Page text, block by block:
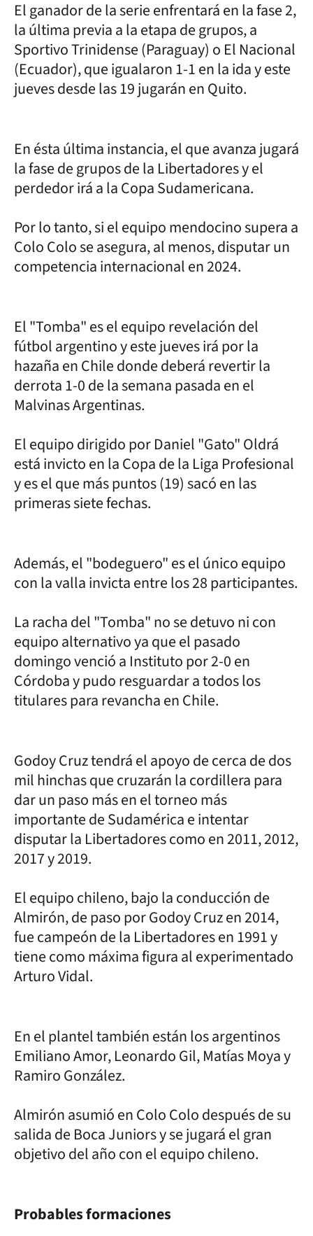
El ganador de la serie enfrentará en la fase 2,
la última previa a la etapa de grupos, a
Sportivo Trinidense (Paraguay) o El Nacional
(Ecuador), que igualaron 1-1 en la ida y este
jueves desde las 19 jugarán en Quito.
En ésta última instancia, el que avanza jugará
la fase de grupos de la Libertadores y el
perdedor irá a la Copa Sudamericana.
Por lo tanto, si el equipo mendocino supera a
Colo Colo se asegura, al menos, disputar un
competencia internacional en 2024.
El "Tomba" es el equipo revelación del
fútbol argentino y este jueves irá por la
hazaña en Chile donde deberá revertir la
derrota 1-0 de la semana pasada en el
Malvinas Argentinas.
El equipo dirigido por Daniel "Gato" Oldrá
está invicto en la Copa de la Liga Profesional
y es el que más puntos (19) sacó en las
primeras siete fechas.
Además, el "bodeguero" es el único equipo
con la valla invicta entre los 28 participantes.
La racha del "Tomba" no se detuvo ni con
equipo alternativo ya que el pasado
domingo venció a Instituto por 2-0 en
Córdoba y pudo resguardar a todos los
titulares para revancha en Chile.
Godoy Cruz tendrá el apoyo de cerca de dos
mil hinchas que cruzarán la cordillera para
dar un paso más en el torneo más
importante de Sudamérica e intentar
disputar la Libertadores como en 2011, 2012,
2017 y 2019.
El equipo chileno, bajo la conducción de
Almirón, de paso por Godoy Cruz en 2014,
fue campeón de la Libertadores en 1991 y
tiene como máxima figura al experimentado
Arturo Vidal.
En el plantel también están los argentinos
Emiliano Amor, Leonardo Gil, Matías Moya y
Ramiro González.
Almirón asumió en Colo Colo después de su
salida de Boca Juniors y se jugará el gran
objetivo del año con el equipo chileno.
Probables formaciones